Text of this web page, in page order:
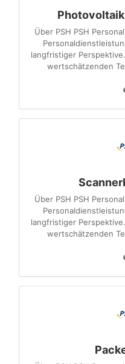
Über PSH PSH
langfristiger
wertschätzenden
Über PSH PSH
langfristiger
wertschätzenden